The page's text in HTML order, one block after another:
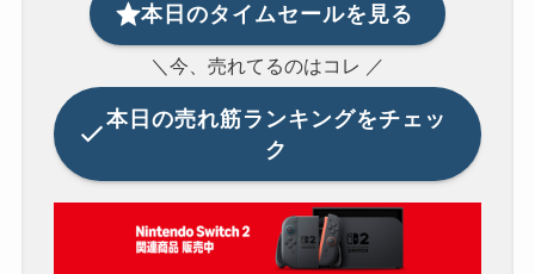
本日のタイムセールを見る
＼今、売れてるのはコレ ／
本日の売れ筋ランキングをチェッ
ク